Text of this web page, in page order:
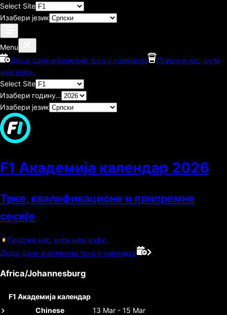
Select Site
Изабери језик
Menu
Додај дане и времена трка у календар
Подржи нас, купи
нам кафу.
Select Site
Изабери годину…
Изабери језик
F1 Академија календар 2026
Трке, квалификационе и припремне
сесије
Подржи нас, купи нам кафу.
Додај дане и времена трка у календар
Africa/Johannesburg
F1 Академија календар
Chinese
13 Mar - 15 Mar